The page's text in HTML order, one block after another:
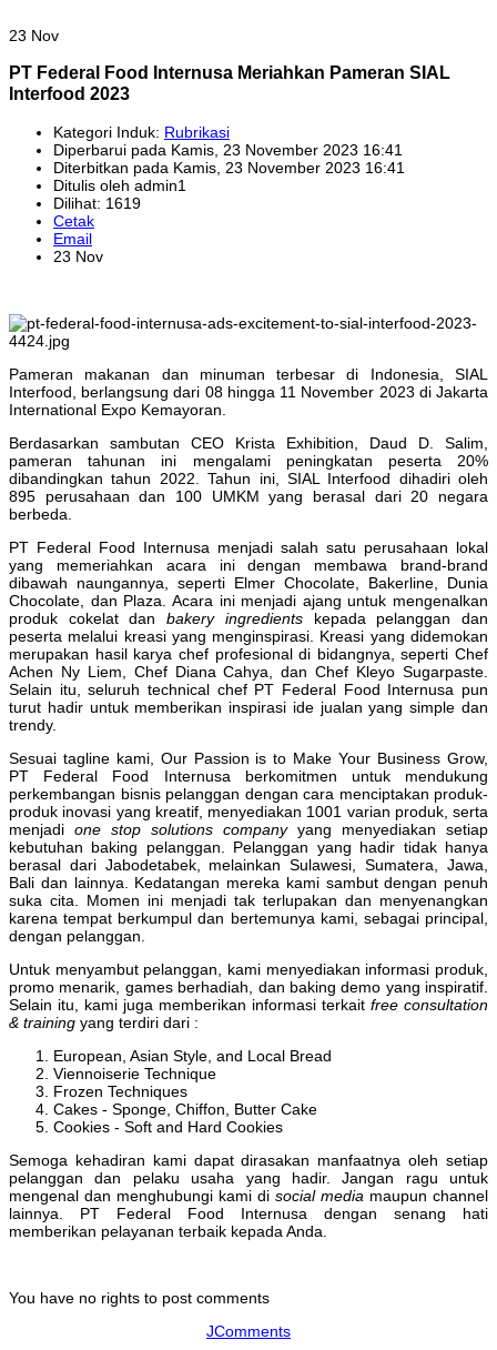
23 Nov
PT Federal Food Internusa Meriahkan Pameran SIAL
Interfood 2023
Kategori Induk: Rubrikasi
Diperbarui pada Kamis, 23 November 2023 16:41
Diterbitkan pada Kamis, 23 November 2023 16:41
Ditulis oleh admin1
Dilihat: 1619
Cetak
Email
23 Nov
Pameran makanan dan minuman terbesar di Indonesia, SIAL
Interfood, berlangsung dari 08 hingga 11 November 2023 di Jakarta
International Expo Kemayoran.
Berdasarkan sambutan CEO Krista Exhibition, Daud D. Salim,
pameran tahunan ini mengalami peningkatan peserta 20%
dibandingkan tahun 2022. Tahun ini, SIAL Interfood dihadiri oleh
895 perusahaan dan 100 UMKM yang berasal dari 20 negara
berbeda.
PT Federal Food Internusa menjadi salah satu perusahaan lokal
yang memeriahkan acara ini dengan membawa brand-brand
dibawah naungannya, seperti Elmer Chocolate, Bakerline, Dunia
Chocolate, dan Plaza. Acara ini menjadi ajang untuk mengenalkan
produk cokelat danbakery ingredients kepada pelanggan dan
peserta melalui kreasi yang menginspirasi. Kreasi yang didemokan
merupakan hasil karya chef profesional di bidangnya, seperti Chef
Achen Ny Liem, Chef Diana Cahya, dan Chef Kleyo Sugarpaste.
Selain itu, seluruh technical chef PT Federal Food Internusa pun
turut hadir untuk memberikan inspirasi ide jualan yang simple dan
trendy.
Sesuai tagline kami, Our Passion is to Make Your Business Grow,
PT Federal Food Internusa berkomitmen untuk mendukung
perkembangan bisnis pelanggan dengan cara menciptakan produk-
produk inovasi yang kreatif, menyediakan 1001 varian produk, serta
menjadi one stop solutions company yang menyediakan setiap
kebutuhan baking pelanggan. Pelanggan yang hadir tidak hanya
berasal dari Jabodetabek, melainkan Sulawesi, Sumatera, Jawa,
Bali dan lainnya. Kedatangan mereka kami sambut dengan penuh
suka cita. Momen ini menjadi tak terlupakan dan menyenangkan
karena tempat berkumpul dan bertemunya kami, sebagai principal,
dengan pelanggan.
Untuk menyambut pelanggan, kami menyediakan informasi produk,
promo menarik, games berhadiah, dan baking demo yang inspiratif.
Selain itu, kami juga memberikan informasi terkait free consultation
& training yang terdiri dari :
European, Asian Style, and Local Bread
Viennoiserie Technique
Frozen Techniques
Cakes - Sponge, Chiffon, Butter Cake
Cookies - Soft and Hard Cookies
Semoga kehadiran kami dapat dirasakan manfaatnya oleh setiap
pelanggan dan pelaku usaha yang hadir. Jangan ragu untuk
mengenal dan menghubungi kami di social media maupun channel
lainnya. PT Federal Food Internusa dengan senang hati
memberikan pelayanan terbaik kepada Anda.
You have no rights to post comments
JComments